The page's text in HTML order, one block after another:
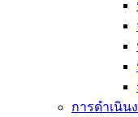
การดำเนิน